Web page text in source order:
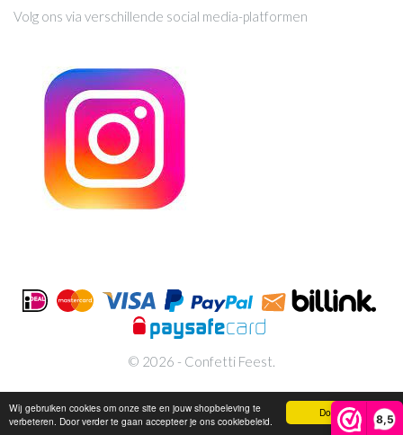
Doorgaan
Wij gebruiken cookies om onze site en jouw shopbeleving te
verbeteren. Door verder te gaan accepteer je ons cookiebeleid.
8,5
Volg ons via verschillende social media-platformen
© 2026 - Confetti Feest.